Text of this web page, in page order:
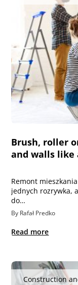
Brush, roller
and walls like
Remont
jednych rozrywka,
do…
By Rafał Predko
Read more
Construction